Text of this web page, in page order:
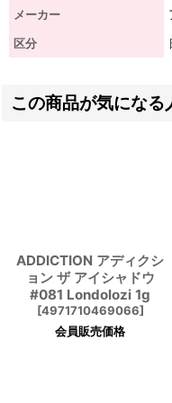
メーカー
区分
この商品が気にな
ADDICTION アディクシ
ョン ザ アイシャドウ
#081 Londolozi 1g
[4971710469066]
会員販売価格